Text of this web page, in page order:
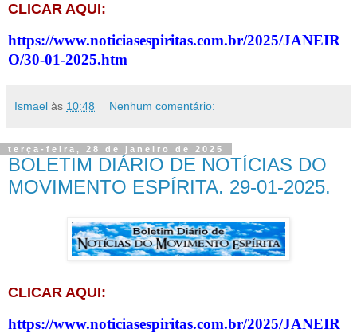
CLICAR AQUI:
https://www.noticiasespiritas.com.br/2025/JANEIR
O/30-01-2025.htm
Ismael às 10:48 Nenhum comentário:
terça-feira, 28 de janeiro de 2025
BOLETIM DIÁRIO DE NOTÍCIAS DO
MOVIMENTO ESPÍRITA. 29-01-2025.
CLICAR AQUI:
https://www.noticiasespiritas.com.br/2025/JANEIR